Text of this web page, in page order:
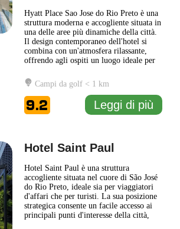
Hyatt Place Sao Jose do Rio Preto è una
struttura moderna e accogliente situata in
una delle aree più dinamiche della città.
Il design contemporaneo dell'hotel si
combina con un'atmosfera rilassante,
offrendo agli ospiti un luogo ideale per
per ferie. Gli ospiti possono godere di
camere spaziose e ben arredate, dotate di
tutti i comfort necessari per un
soggiorno
... Leggi di più
Campi da golf < 1 km
9.2 Leggi di più
Hotel Saint Paul
Hotel Saint Paul è una struttura
accogliente situata nel cuore di São José
do Rio Preto, ideale sia per viaggiatori
d'affari che per turisti. La sua posizione
strategica consente un facile accesso ai
principali punti d'interesse della città,